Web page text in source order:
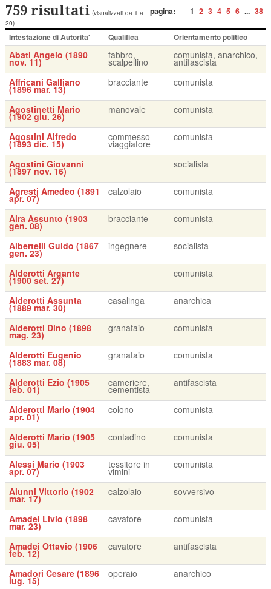
pagina: 1 2 3 4 5 6 ... 38
759 risultati (visualizzati da 1 a
20)
Intestazione di Autorita' Qualifica Orientamento politico
Abati Angelo (1890
nov. 11)
fabbro,
scalpellino
comunista, anarchico,
antifascista
Affricani Galliano
(1896 mar. 13)
bracciante comunista
Agostinetti Mario
(1902 giu. 26)
manovale comunista
Agostini Alfredo
(1893 dic. 15)
commesso
viaggiatore
comunista
Agostini Giovanni
(1897 nov. 16)
socialista
Agresti Amedeo (1891
apr. 07)
calzolaio comunista
Aira Assunto (1903
gen. 08)
bracciante comunista
Albertelli Guido (1867
gen. 23)
ingegnere socialista
Alderotti Argante
(1900 set. 27)
comunista
Alderotti Assunta
(1889 mar. 30)
casalinga anarchica
Alderotti Dino (1898
mag. 23)
granataio comunista
Alderotti Eugenio
(1883 mar. 08)
granataio comunista
Alderotti Ezio (1905
feb. 01)
cameriere,
cementista
antifascista
Alderotti Mario (1904
apr. 01)
colono comunista
Alderotti Mario (1905
giu. 05)
contadino comunista
Alessi Mario (1903
apr. 07)
tessitore in
vimini
comunista
Alunni Vittorio (1902
mar. 17)
calzolaio sovversivo
Amadei Livio (1898
mar. 23)
cavatore comunista
Amadei Ottavio (1906
feb. 12)
cavatore antifascista
Amadori Cesare (1896
lug. 15)
operaio anarchico